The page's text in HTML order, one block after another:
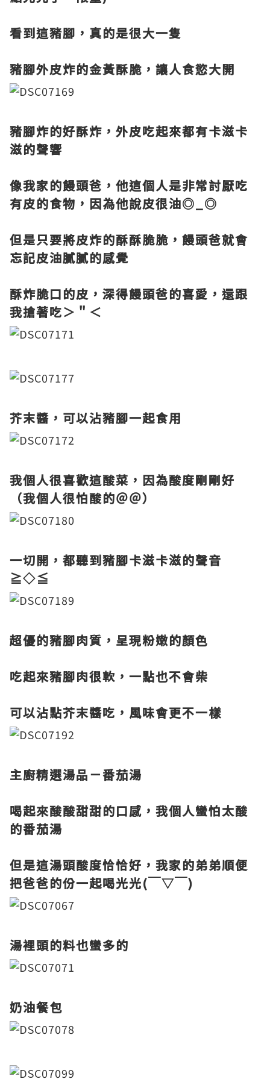
看到這豬腳，真的是很大一隻
豬腳外皮炸的金黃酥脆，讓人食慾大開
豬腳炸的好酥炸，外皮吃起來都有卡滋卡
滋的聲響
像我家的饅頭爸，他這個人是非常討厭吃
有皮的食物，因為他說皮很油◎_◎
但是只要將皮炸的酥酥脆脆，饅頭爸就會
忘記皮油膩膩的感覺
酥炸脆口的皮，深得饅頭爸的喜愛，還跟
我搶著吃＞＂＜
芥末醬，可以沾豬腳一起食用
我個人很喜歡這酸菜，因為酸度剛剛好
（我個人很怕酸的＠＠）
一切開，都聽到豬腳卡滋卡滋的聲音
≧◇≦
超優的豬腳肉質，呈現粉嫩的顏色
吃起來豬腳肉很軟，一點也不會柴
可以沾點芥末醬吃，風味會更不一樣
主廚精選湯品－番茄湯
喝起來酸酸甜甜的口感，我個人蠻怕太酸
的番茄湯
但是這湯頭酸度恰恰好，我家的弟弟順便
把爸爸的份一起喝光光(￣▽￣)
湯裡頭的料也蠻多的
奶油餐包